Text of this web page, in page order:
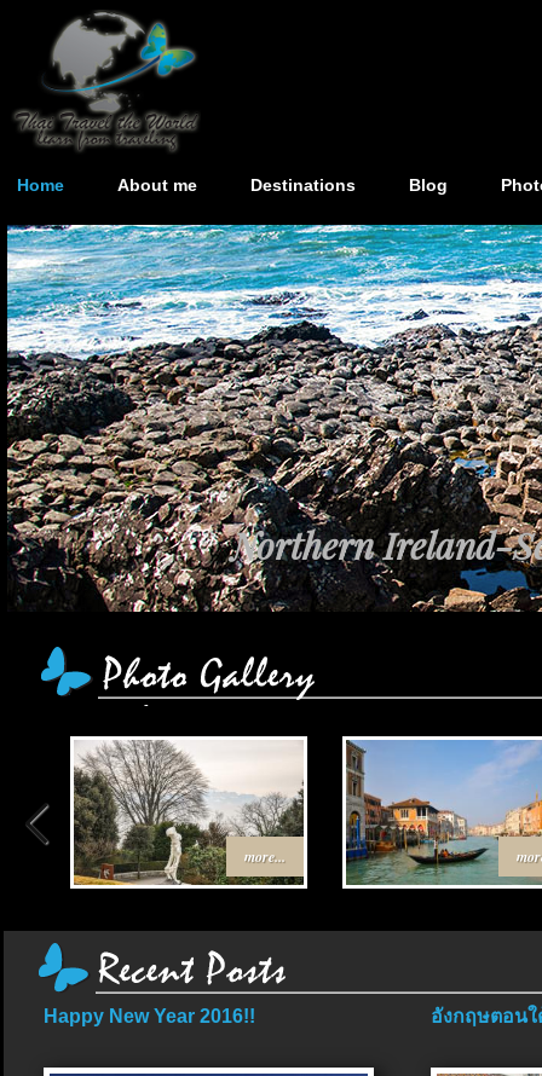
Home About me Destinations Blog
Northern Ireland-
more...
Happy New Year 2016!! อังกฤษตอนใ